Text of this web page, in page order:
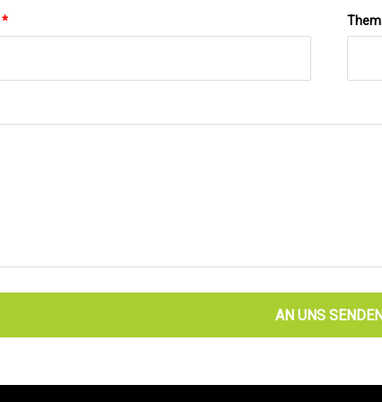
*
AN UNS